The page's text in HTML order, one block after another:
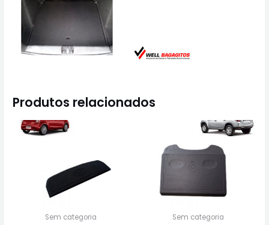
Produtos relacionados
Sem categoria Sem categoria